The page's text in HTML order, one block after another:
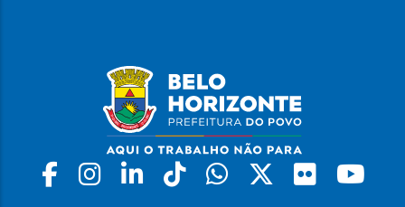
Facebook
Instagram
LinkedinTiktokWhatsapp
X Flickr